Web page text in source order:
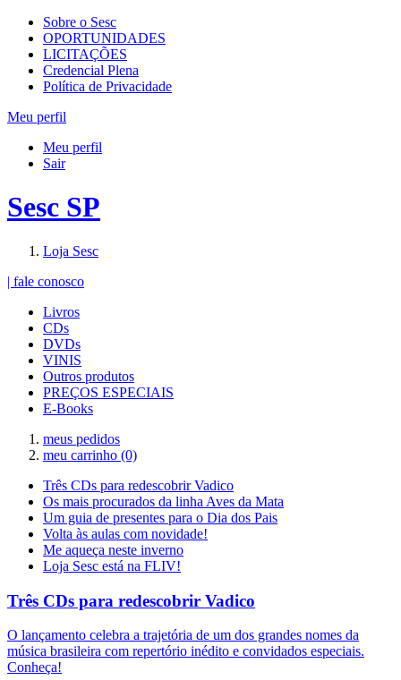
Sobre o Sesc
OPORTUNIDADES
LICITAÇÕES
Credencial Plena
Política de Privacidade
Meu perfil
Meu perfil
Sair
Sesc SP
Loja Sesc
| fale conosco
Livros
CDs
DVDs
VINIS
Outros produtos
PREÇOS ESPECIAIS
E-Books
meus pedidos
meu carrinho (0)
Três CDs para redescobrir Vadico
Os mais procurados da linha Aves da Mata
Um guia de presentes para o Dia dos Pais
Volta às aulas com novidade!
Me aqueça neste inverno
Loja Sesc está na FLIV!
Três CDs para redescobrir Vadico
O lançamento celebra a trajetória de um dos grandes nomes da
música brasileira com repertório inédito e convidados especiais.
Conheça!